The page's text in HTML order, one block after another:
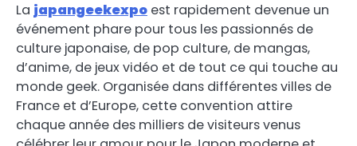
La japangeekexpo est rapidement devenue un
événement phare pour tous les passionnés de
culture japonaise, de pop culture, de mangas,
d’anime, de jeux vidéo et de tout ce qui touche au
monde geek. Organisée dans différentes villes de
France et d’Europe, cette convention attire
chaque année des milliers de visiteurs venus